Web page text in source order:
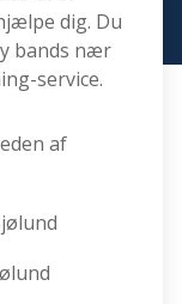
dig. Du
bands nær
service.
af